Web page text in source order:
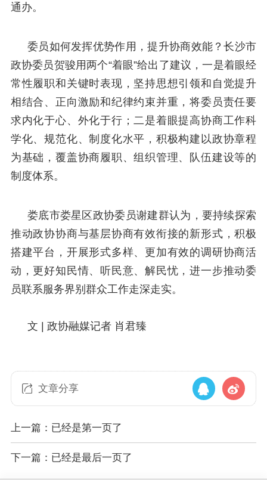
通办。
委员如何发挥优势作用，提升协商效能？长沙市
政协委员贺骏用两个“着眼”给出了建议，一是着眼经
常性履职和关键时表现，坚持思想引领和自觉提升
相结合、正向激励和纪律约束并重，将委员责任要
求内化于心、外化于行；二是着眼提高协商工作科
学化、规范化、制度化水平，积极构建以政协章程
为基础，覆盖协商履职、组织管理、队伍建设等的
制度体系。
娄底市娄星区政协委员谢建群认为，要持续探索
推动政协协商与基层协商有效衔接的新形式，积极
搭建平台，开展形式多样、更加有效的调研协商活
动，更好知民情、听民意、解民忧，进一步推动委
员联系服务界别群众工作走深走实。
文 | 政协融媒记者 肖君臻
文章分享
上一篇：已经是第一页了
下一篇：已经是最后一页了